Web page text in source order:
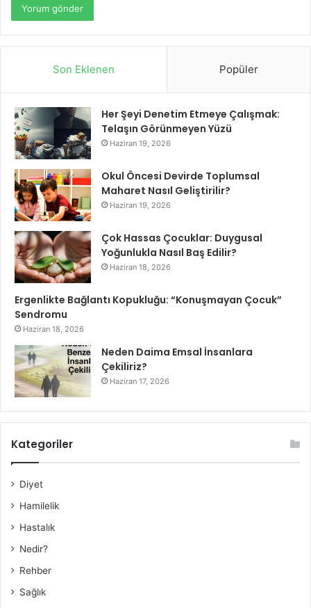
Son Eklenen Popüler
Her Şeyi Denetim Etmeye Çalışmak:
Telaşın Görünmeyen Yüzü
Haziran 19, 2026
Okul Öncesi Devirde Toplumsal
Maharet Nasıl Geliştirilir?
Haziran 19, 2026
Çok Hassas Çocuklar: Duygusal
Yoğunlukla Nasıl Baş Edilir?
Haziran 18, 2026
Ergenlikte Bağlantı Kopukluğu: “Konuşmayan Çocuk”
Sendromu
Haziran 18, 2026
Neden Daima Emsal İnsanlara
Çekiliriz?
Haziran 17, 2026
Kategoriler
Diyet
Hamilelik
Hastalık
Nedir?
Rehber
Sağlık